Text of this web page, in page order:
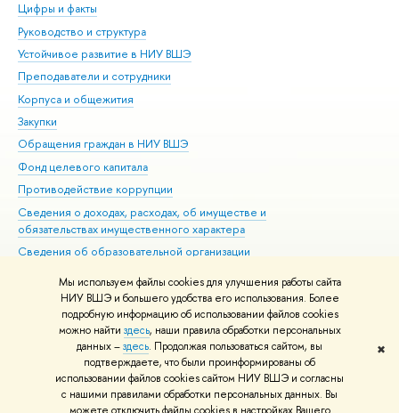
Мы используем файлы cookies для улучшения работы сайта
НИУ ВШЭ и большего удобства его использования. Более
подробную информацию об использовании файлов cookies
можно найти здесь, наши правила обработки персональных
данных –здесь. Продолжая пользоваться сайтом, вы
подтверждаете, что были проинформированы об
использовании файлов cookies сайтом НИУ ВШЭ и согласны
с нашими правилами обработки персональных данных. Вы
✖
Цифры и факты
Руководство и структура
Устойчивое развитие в НИУ ВШЭ
Преподаватели и сотрудники
Корпуса и общежития
Закупки
Обращения граждан в НИУ ВШЭ
Фонд целевого капитала
Противодействие коррупции
Сведения о доходах, расходах, об имуществе и
обязательствах имущественного характера
Сведения об образовательной организации
Людям с ограниченными возможностями здоровья
Единая платежная страница
Работа в Вышке
© НИУ ВШЭ 1993–2026 Адреса и контакты Условия использования
материалов Политика конфиденциальности Карта сайта